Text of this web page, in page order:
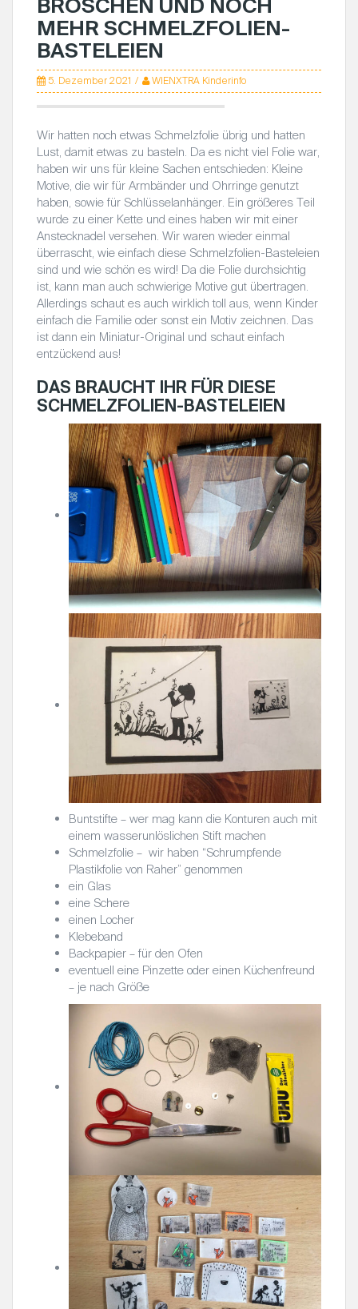
MEHR SCHMELZFOLIEN-
BASTELEIEN
5. Dezember 2021 WIENXTRA Kinderinfo
Wir hatten noch etwas Schmelzfolie übrig und hatten
Lust, damit etwas zu basteln. Da es nicht viel Folie war,
haben wir uns für kleine Sachen entschieden: Kleine
Motive, die wir für Armbänder und Ohrringe genutzt
haben, sowie für Schlüsselanhänger. Ein größeres Teil
wurde zu einer Kette und eines haben wir mit einer
Anstecknadel versehen. Wir waren wieder einmal
überrascht, wie einfach diese Schmelzfolien-Basteleien
sind und wie schön es wird! Da die Folie durchsichtig
ist, kann man auch schwierige Motive gut übertragen.
Allerdings schaut es auch wirklich toll aus, wenn Kinder
einfach die Familie oder sonst ein Motiv zeichnen. Das
ist dann ein Miniatur-Original und schaut einfach
entzückend aus!
DAS BRAUCHT IHR FÜR DIESE
SCHMELZFOLIEN-BASTELEIEN
Buntstifte – wer mag kann die Konturen auch mit
einem wasserunlöslichen Stift machen
Schmelzfolie – wir haben “Schrumpfende
Plastikfolie von Raher” genommen
ein Glas
eine Schere
einen Locher
Klebeband
Backpapier – für den Ofen
eventuell eine Pinzette oder einen Küchenfreund
– je nach Größe